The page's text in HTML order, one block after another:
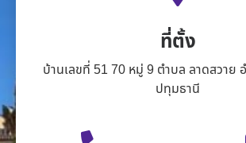
ที่ตั้ง
บ้านเลขที่ 51 70 หมู่ 9 ตำบล ลาดสวาย
ปทุมธานี